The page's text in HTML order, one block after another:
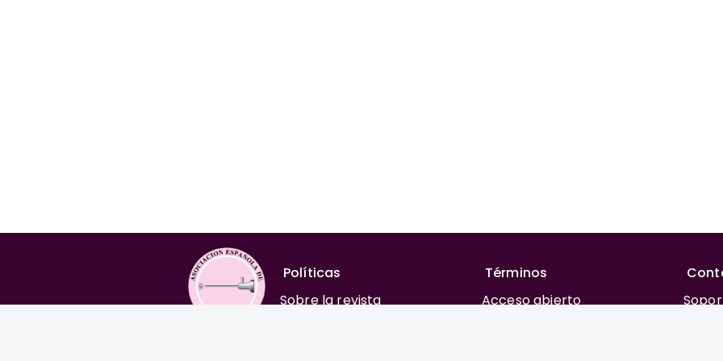
Políticas
Sobre la revista
Términos
Acceso abierto